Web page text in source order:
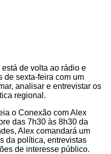
de volta ao rádio e
de sexta-feira com um
analisar e entrevistar os
regional.
o Conexão com Alex
das 7h30 às 8h30 da
Alex comandará um
da política, entrevistas
de interesse público.